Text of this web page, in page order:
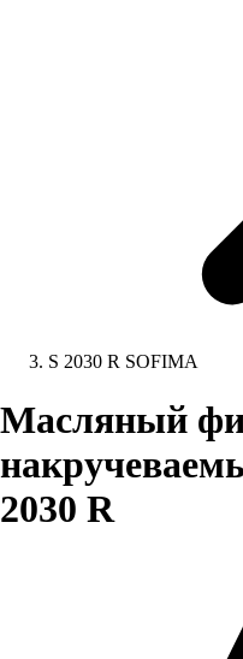
S 2030 R SOFIMA
Масляный
2030 R